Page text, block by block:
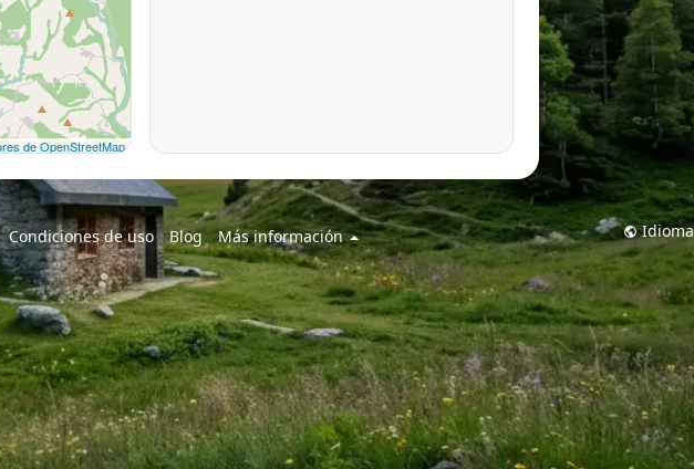
de OpenStreetMap
Condiciones de uso Blog Más información Idioma